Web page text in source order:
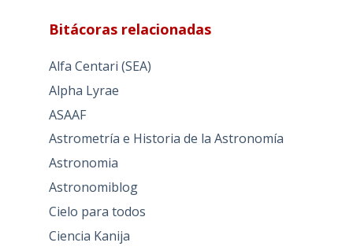
Bitácoras relacionadas
Alfa Centari (SEA)
Alpha Lyrae
ASAAF
Astrometría e Historia de la Astronomía
Astronomia
Astronomiblog
Cielo para todos
Ciencia Kanija